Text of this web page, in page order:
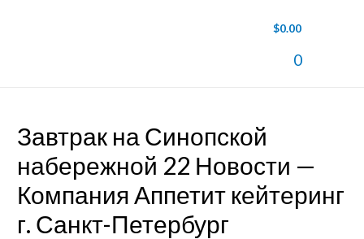
$0.00
0
Завтрак на Синопской
набережной 22 Новости —
Компания Аппетит кейтеринг
г. Санкт-Петербург